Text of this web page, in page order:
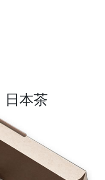
日本茶